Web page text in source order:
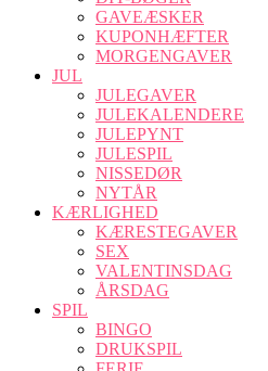
GAVEÆSKER
KUPONHÆFTER
MORGENGAVER
JUL
JULEGAVER
JULEKALENDERE
JULEPYNT
JULESPIL
NISSEDØR
NYTÅR
KÆRLIGHED
KÆRESTEGAVER
SEX
VALENTINSDAG
ÅRSDAG
SPIL
BINGO
DRUKSPIL